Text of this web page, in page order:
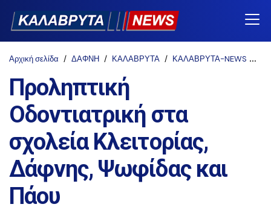
Αρχική σελίδα ΔΑΦΝΗ ΚΑΛΑΒΡΥΤΑ ΚΑΛΑΒΡΥΤΑ-NEWS
Προληπτική
Οδοντιατρική στα
σχολεία Κλειτορίας,
Δάφνης, Ψωφίδας και
Πάου